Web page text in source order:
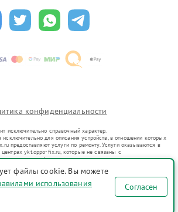
конфиденциальности
исключительно справочный характер.
для описания устройств, в отношении которых
предоставляют услуги по ремонту. Услуги оказываются в
ykt.oppo-fix.ru, которые не связаны с
или их официальными представителями.
уже введенных в гражданский оборот в соответствии
не преследует цели индивидуализации услуг или введения
служит для информирования о предоставляемых услугах по
не является публичной офертой, определяемой
кодекса РФ
файлы cookie. Вы можете
использования
Согласен